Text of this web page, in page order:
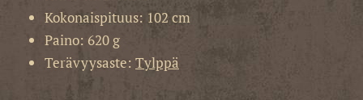
Kokonaispituus: 102 cm
Paino: 620 g
Terävyysaste: Tylppä